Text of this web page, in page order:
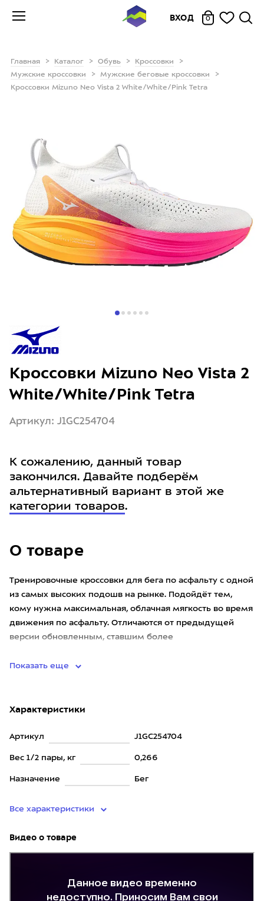
ВХОД 0
Главная Каталог Обувь
Кроссовки
Мужские кроссовки
Мужские беговые кроссовки
Кроссовки Mizuno Neo Vista 2 White/White/Pink Tetra
О товаре
Тренировочные кроссовки для бега по асфальту с одной
из самых высоких подошв на рынке. Подойдёт тем,
кому нужна максимальная, облачная мягкость во время
движения по асфальту. Отличаются от предыдущей
версии обновленным, ставшим более
Показать еще
Характеристики
Артикул J1GC254704
Вес 1/2 пары, кг 0,266
Назначение Бег
Все характеристики
Видео о товаре
Кроссовки Mizuno Neo Vista 2
White/White/Pink Tetra
Артикул: J1GC254704
К сожалению, данный товар
закончился. Давайте подберём
альтернативный вариант в этой же
категории товаров.